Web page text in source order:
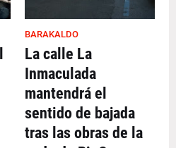
BARAKALDO
La calle La
Inmaculada
mantendrá el
sentido de bajada
tras las obras de la